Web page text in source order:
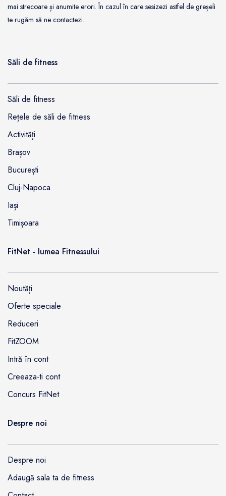
mai strecoare și anumite erori. În cazul în care sesizezi astfel de greșeli
te rugăm să ne contactezi.
Săli de fitness
Săli de fitness
Rețele de săli de fitness
Activități
Brașov
București
Cluj-Napoca
Iași
Timișoara
FitNet - lumea Fitnessului
Noutăți
Oferte speciale
Reduceri
FitZOOM
Intră în cont
Creeaza-ti cont
Concurs FitNet
Despre noi
Despre noi
Adaugă sala ta de fitness